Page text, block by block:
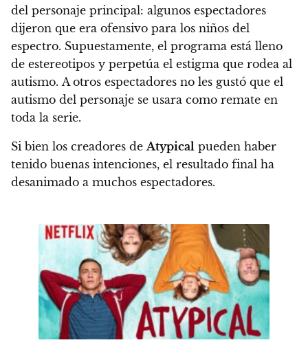
del personaje principal: algunos espectadores
dijeron que era ofensivo para los niños del
espectro. Supuestamente, el programa está lleno
de estereotipos y perpetúa el estigma que rodea al
autismo. A otros espectadores no les gustó que el
autismo del personaje se usara como remate en
toda la serie.
Si bien los creadores de Atypical pueden haber
tenido buenas intenciones, el resultado final ha
desanimado a muchos espectadores.